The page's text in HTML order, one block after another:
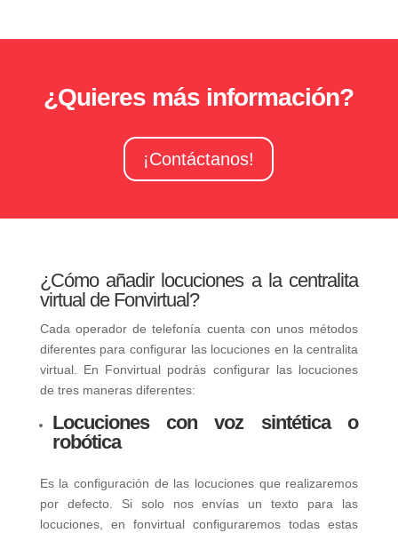
¿Quieres más información?
¡Contáctanos!
¿Cómo añadir locuciones a la centralita
virtual de Fonvirtual?
Cada operador de telefonía cuenta con unos métodos
diferentes para configurar las locuciones en la centralita
virtual. En Fonvirtual podrás configurar las locuciones
de tres maneras diferentes:
Locuciones con voz sintética o
robótica
Es la configuración de las locuciones que realizaremos
por defecto. Si solo nos envías un texto para las
locuciones, en fonvirtual configuraremos todas estas